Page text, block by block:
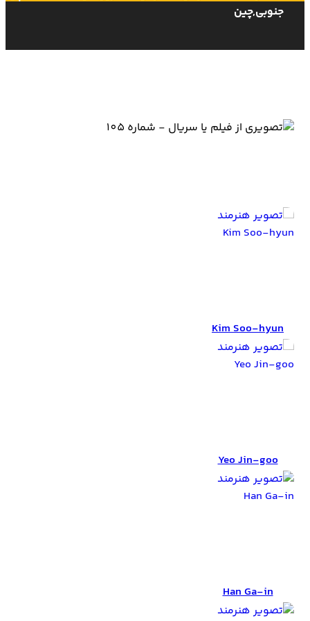
جنوبی,چین
Kim Soo-hyun
Yeo Jin-goo
Han Ga-in